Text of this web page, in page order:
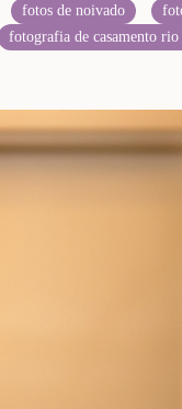
fotos de noivado
fotografia de casamento